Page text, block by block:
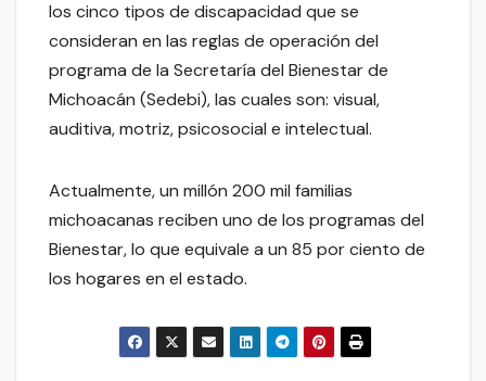
los cinco tipos de discapacidad que se
consideran en las reglas de operación del
programa de la Secretaría del Bienestar de
Michoacán (Sedebi), las cuales son: visual,
auditiva, motriz, psicosocial e intelectual.
Actualmente, un millón 200 mil familias
michoacanas reciben uno de los programas del
Bienestar, lo que equivale a un 85 por ciento de
los hogares en el estado.